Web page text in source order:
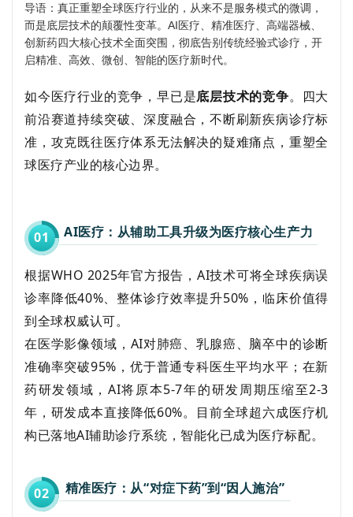
导语：真正重塑全球医疗行业的，从来不是服务模式的微调，
而是底层技术的颠覆性变革。AI医疗、精准医疗、高端器械、
创新药四大核心技术全面突围，彻底告别传统经验式诊疗，开
启精准、高效、微创、智能的医疗新时代。
如今医疗行业的竞争，早已是底层技术的竞争。四大
前沿赛道持续突破、深度融合，不断刷新疾病诊疗标
准，攻克既往医疗体系无法解决的疑难痛点，重塑全
球医疗产业的核心边界。
01 AI医疗：从辅助工具升级为医疗核心生产力
根据WHO 2025年官方报告，AI技术可将全球疾病误
诊率降低40%、整体诊疗效率提升50%，临床价值得
到全球权威认可。
在医学影像领域，AI对肺癌、乳腺癌、脑卒中的诊断
准确率突破95%，优于普通专科医生平均水平；在新
药研发领域，AI将原本5-7年的研发周期压缩至2-3
年，研发成本直接降低60%。目前全球超六成医疗机
构已落地AI辅助诊疗系统，智能化已成为医疗标配。
02 精准医疗：从“对症下药”到“因人施治”